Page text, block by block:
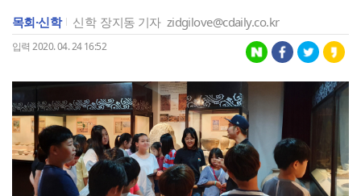
목회·신학 신학 장지동 기자 zidgilove@cdaily.co.kr
입력 2020. 04. 24 16:52